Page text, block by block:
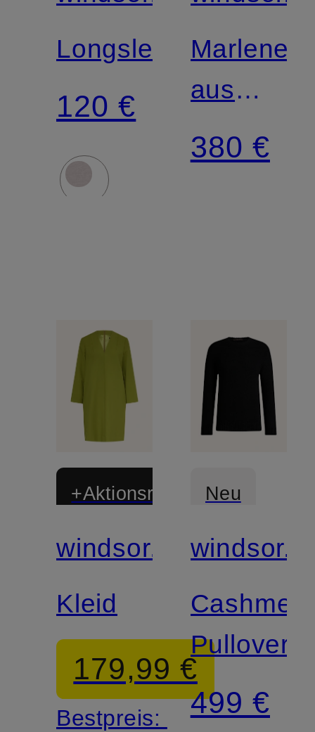
Longsleeve
120 €
aus
Jersey
380 €
+Aktionsrabatt
Zertifiziert
windsor.
Kleid
179,99 €
Bestpreis:
Neu
windsor.
Pullover
499 €